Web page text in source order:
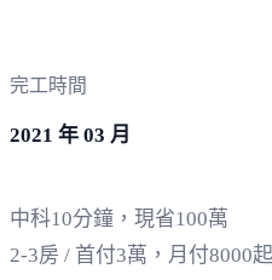
完工時間
2021 年 03 月
中科10分鐘，現省100萬
2-3房 / 首付3萬，月付8000起